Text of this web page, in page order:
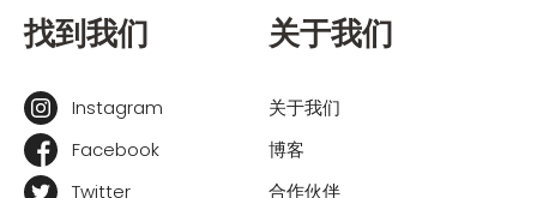
找到我们
Instagram
Facebook
Twitter
关于我们
关于我们
博客
合作伙伴